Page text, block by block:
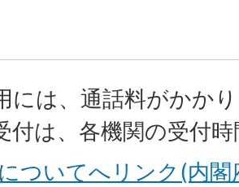
には、通話料がかか
付は、各機関の受付
ついてへリンク(内